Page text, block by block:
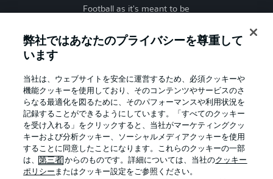
Football as it's meant to be
Official Partners
弊社ではあなたのプライバシーを尊重して
います
当社は、ウェブサイトを安全に運営するため、必須クッキーや
機能クッキーを使用しており、そのコンテンツやサービスのさ
らなる最適化を図るために、そのパフォーマンスや利用状況を
記録することができるようにしています。「すべてのクッキー
を受け入れる」をクリックすると、当社がマーケティングクッ
キーおよび分析クッキー、ソーシャルメディアクッキーを使用
することに同意したことになります。これらのクッキーの一部
は、第三者 からのものです。詳細については、当社のクッキー
ポリシー またはクッキー設定をご参照ください。